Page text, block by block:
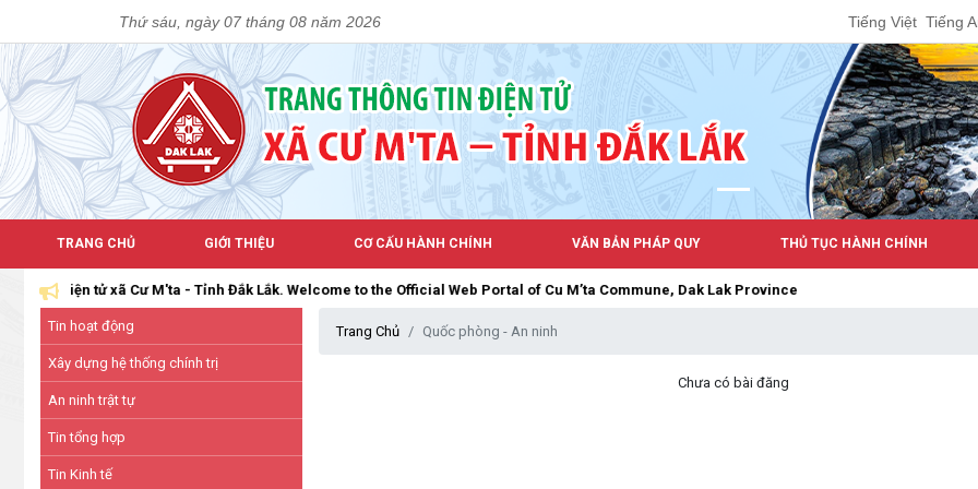
Thứ sáu, ngày 07 tháng 08 năm 2026 Tiếng Việt Tiếng
TRANG CHỦ GIỚI THIỆU CƠ CẤU HÀNH CHÍNH VĂN BẢN PHÁP QUY THỦ TỤC HÀNH CHÍNH
tử xã Cư M'ta - Tỉnh Đắk Lắk. Welcome to the Official Web Portal of Cu M’ta Commune, Dak Lak Province
Tin hoạt động
Xây dựng hệ thống chính trị
An ninh trật tự
Tin tổng hợp
Tin Kinh tế
Trang Chủ Quốc phòng - An ninh
Chưa có bài đăng